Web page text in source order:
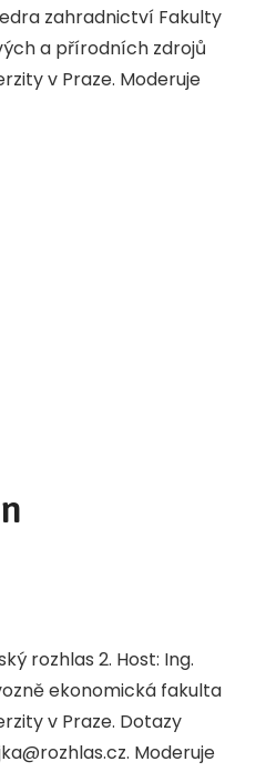
zahradnictví Fakulty
a přírodních zdrojů
v Praze. Moderuje
rozhlas 2. Host: Ing.
ekonomická fakulta
v Praze. Dotazy
Moderuje